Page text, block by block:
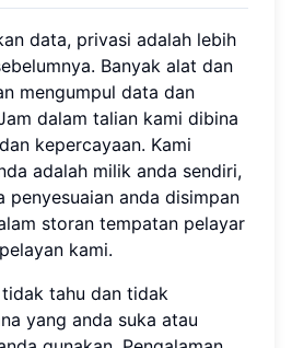
data, privasi adalah lebih
Banyak alat dan
mengumpul data dan
dalam talian kami dibina
dan kepercayaan. Kami
adalah milik anda sendiri,
penyesuaian anda disimpan
storan tempatan pelayar
kami.
tahu dan tidak
yang anda suka atau